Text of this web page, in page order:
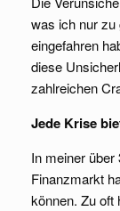
was ich nur zu
eingefahren
diese
zahlreichen
Jede Krise
In meiner über
Finanzmarkt
können. Zu oft